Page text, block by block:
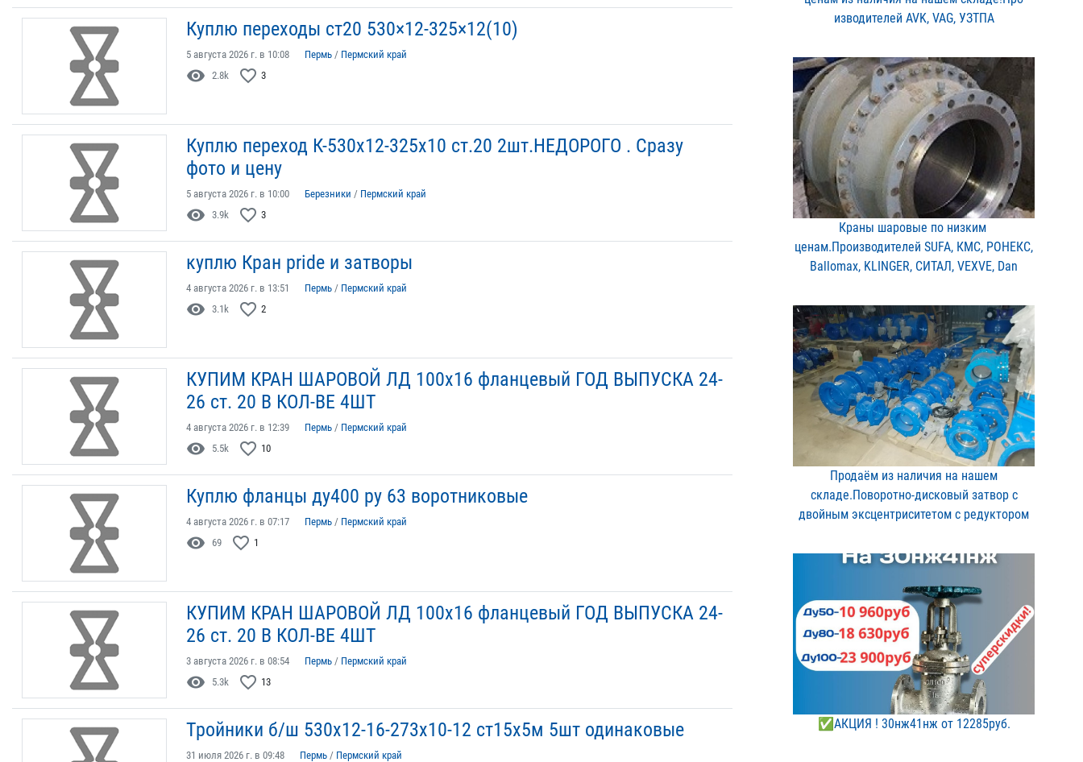
Куплю переходы ст20 530×12-325×12(10)
5 августа 2026 г. в 10:08 Пермь / Пермский край
visibility 2.8k favorite_border 3
Куплю переход К-530х12-325х10 ст.20 2шт.НЕДОРОГО . Сразу
фото и цену
5 августа 2026 г. в 10:00 Березники / Пермский край
visibility 3.9k favorite_border 3
куплю Кран pride и затворы
4 августа 2026 г. в 13:51 Пермь / Пермский край
visibility 3.1k favorite_border 2
КУПИМ КРАН ШАРОВОЙ ЛД 100х16 фланцевый ГОД ВЫПУСКА 24-
26 ст. 20 В КОЛ-ВЕ 4ШТ
4 августа 2026 г. в 12:39 Пермь / Пермский край
visibility 5.5k favorite_border 10
Куплю фланцы ду400 ру 63 воротниковые
4 августа 2026 г. в 07:17 Пермь / Пермский край
visibility 69 favorite_border 1
КУПИМ КРАН ШАРОВОЙ ЛД 100х16 фланцевый ГОД ВЫПУСКА 24-
26 ст. 20 В КОЛ-ВЕ 4ШТ
3 августа 2026 г. в 08:54 Пермь / Пермский край
visibility 5.3k favorite_border 13
Тройники б/ш 530х12-16-273х10-12 ст15х5м 5шт одинаковые
31 июля 2026 г. в 09:48 Пермь / Пермский край
изводителей AVK, VAG, УЗ​ТПА
Краны шаровые по низким ​
ценам.Производителей SUF​A, КМС, РОНЕКС,
Ballomax​, KLINGER, СИТАЛ, VEXVE,​ Dan
Продаём из наличия на на​шем
складе.Поворотно-дис​ковый затвор с
двойным э​ксцентриситетом с редукт​ором
✅АКЦИЯ ! 30нж41нж от 12​285руб.